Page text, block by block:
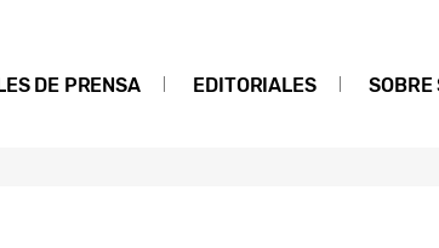
DE PRENSA EDITORIALES SOBRE